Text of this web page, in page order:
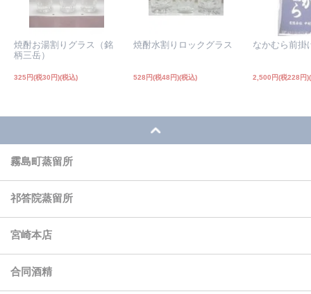
焼酎お湯割りグラス（銘
柄三岳）
325円(税30円)
焼酎水割りロックグラス
528円(税48円)
なかむら前掛
2,500円(税228円)
霧島町蒸留所
祁答院蒸留所
宮崎本店
合同酒精